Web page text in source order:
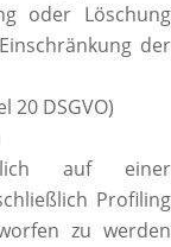
oder Löschung
der
20 DSGVO)
auf einer
Profiling
zu werden